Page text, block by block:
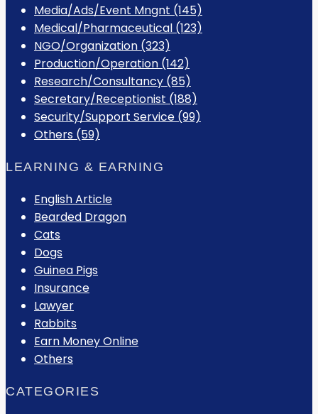
Media/Ads/Event Mngnt (145)
Medical/Pharmaceutical (123)
NGO/Organization (323)
Production/Operation (142)
Research/Consultancy (85)
Secretary/Receptionist (188)
Security/Support Service (99)
Others (59)
LEARNING & EARNING
English Article
Bearded Dragon
Cats
Dogs
Guinea Pigs
Insurance
Lawyer
Rabbits
Earn Money Online
Others
CATEGORIES